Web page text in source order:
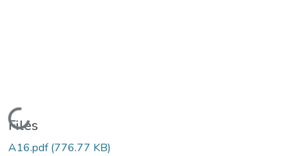
Loading...
Files
A16.pdf(776.77 KB)